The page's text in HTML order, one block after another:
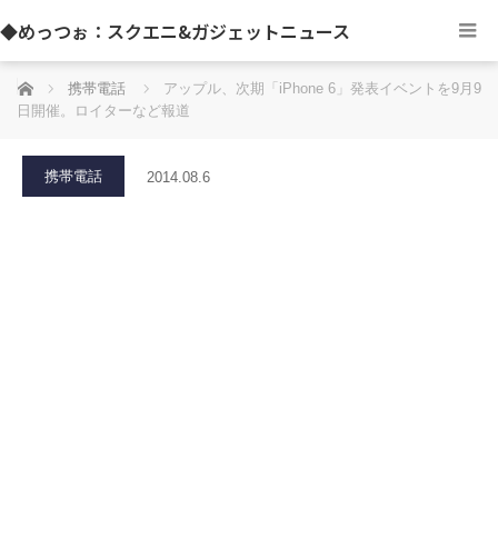
◆めっつぉ：スクエニ&ガジェットニュース
ホーム 携帯電話
アップル、次期「iPhone 6」発表イベントを9月9
日開催。ロイターなど報道
携帯電話 2014.08.6